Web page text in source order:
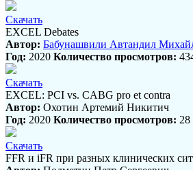
Скачать
EXCEL Debates
Автор: Бабунашвили Автандил
Год: 2020 Количество просмотров:
Скачать
EXCEL: PCI vs. CABG pro et contra
Автор: Охотин Артемий Никитич
Год: 2020 Количество просмотров: 28
Скачать
FFR и iFR при разных клинических